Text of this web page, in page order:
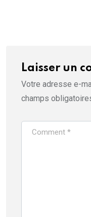
Laisser un
Votre adresse e-
champs